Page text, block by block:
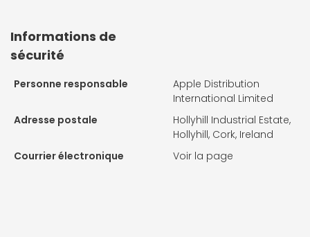
Informations de
sécurité
Personne responsable
Apple Distribution
International Limited
Adresse postale
Hollyhill Industrial Estate,
Hollyhill, Cork, Ireland
Courrier électronique
Voir la page